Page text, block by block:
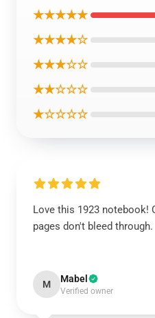
★★★★★
★★★★☆
★★★☆☆
★★☆☆☆
★☆☆☆☆
Love this 1923 notebook!
pages don't bleed through.
M Mabel
Verified owner